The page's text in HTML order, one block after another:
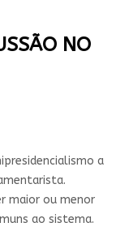
NO
a
maior ou menor
ao sistema.